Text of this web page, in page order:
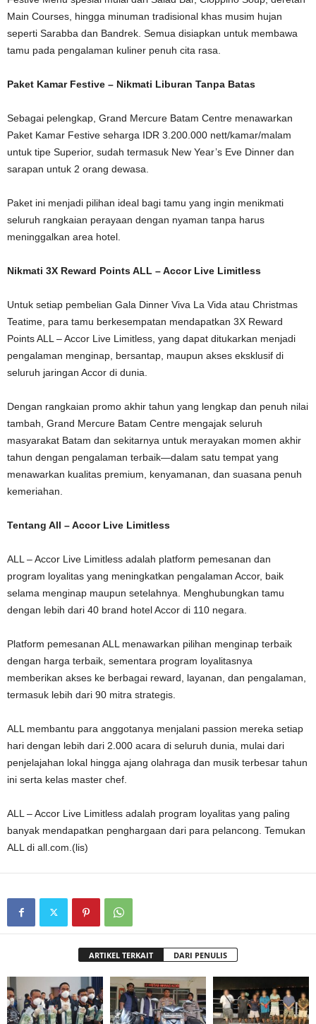
Main Courses, hingga minuman tradisional khas musim hujan
seperti Sarabba dan Bandrek. Semua disiapkan untuk membawa
tamu pada pengalaman kuliner penuh cita rasa.
Paket Kamar Festive – Nikmati Liburan Tanpa Batas
Sebagai pelengkap, Grand Mercure Batam Centre menawarkan
Paket Kamar Festive seharga IDR 3.200.000 nett/kamar/malam
untuk tipe Superior, sudah termasuk New Year’s Eve Dinner dan
sarapan untuk 2 orang dewasa.
Paket ini menjadi pilihan ideal bagi tamu yang ingin menikmati
seluruh rangkaian perayaan dengan nyaman tanpa harus
meninggalkan area hotel.
Nikmati 3X Reward Points ALL – Accor Live Limitless
Untuk setiap pembelian Gala Dinner Viva La Vida atau Christmas
Teatime, para tamu berkesempatan mendapatkan 3X Reward
Points ALL – Accor Live Limitless, yang dapat ditukarkan menjadi
pengalaman menginap, bersantap, maupun akses eksklusif di
seluruh jaringan Accor di dunia.
Dengan rangkaian promo akhir tahun yang lengkap dan penuh nilai
tambah, Grand Mercure Batam Centre mengajak seluruh
masyarakat Batam dan sekitarnya untuk merayakan momen akhir
tahun dengan pengalaman terbaik—dalam satu tempat yang
menawarkan kualitas premium, kenyamanan, dan suasana penuh
kemeriahan.
Tentang All – Accor Live Limitless
ALL – Accor Live Limitless adalah platform pemesanan dan
program loyalitas yang meningkatkan pengalaman Accor, baik
selama menginap maupun setelahnya. Menghubungkan tamu
dengan lebih dari 40 brand hotel Accor di 110 negara.
Platform pemesanan ALL menawarkan pilihan menginap terbaik
dengan harga terbaik, sementara program loyalitasnya
memberikan akses ke berbagai reward, layanan, dan pengalaman,
termasuk lebih dari 90 mitra strategis.
ALL membantu para anggotanya menjalani passion mereka setiap
hari dengan lebih dari 2.000 acara di seluruh dunia, mulai dari
penjelajahan lokal hingga ajang olahraga dan musik terbesar tahun
ini serta kelas master chef.
ALL – Accor Live Limitless adalah program loyalitas yang paling
banyak mendapatkan penghargaan dari para pelancong. Temukan
ALL di all.com.(lis)
ARTIKEL TERKAIT DARI PENULIS